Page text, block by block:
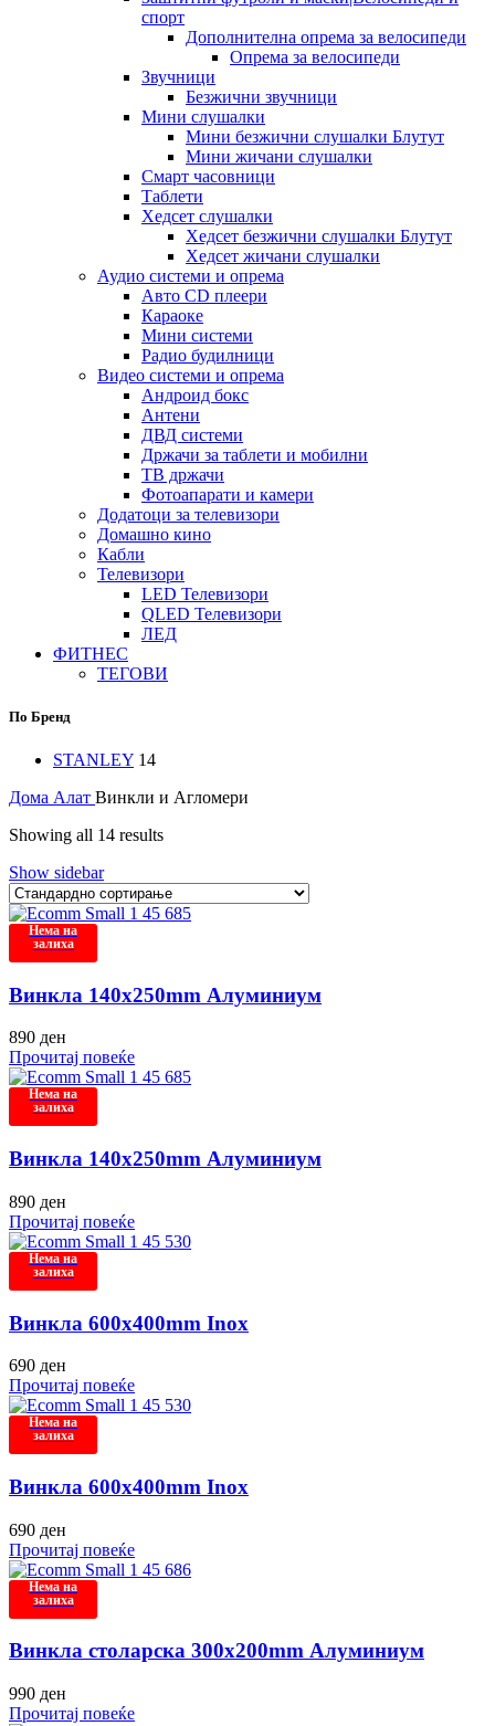
спорт
Дополнителна опрема за велосипеди
Опрема за велосипеди
Звучници
Безжични звучници
Мини слушалки
Мини безжични слушалки Блутут
Мини жичани слушалки
Смарт часовници
Таблети
Хедсет слушалки
Хедсет безжични слушалки Блутут
Хедсет жичани слушалки
Аудио системи и опрема
Авто CD плеери
Караоке
Мини системи
Радио будилници
Видео системи и опрема
Андроид бокс
Антени
ДВД системи
Држачи за таблети и мобилни
ТВ држачи
Фотоапарати и камери
Додатоци за телевизори
Домашно кино
Кабли
Телевизори
LED Телевизори
QLED Телевизори
ЛЕД
ФИТНЕС
ТЕГОВИ
По Бренд
STANLEY 14
Дома Алат Винкли и Агломери
Showing all 14 results
Show sidebar
Нема на
залиха
Винкла 140x250mm Алуминиум
890 ден
Прочитај повеќе
Нема на
залиха
Винкла 140x250mm Алуминиум
890 ден
Прочитај повеќе
Нема на
залиха
Винкла 600x400mm Inox
690 ден
Прочитај повеќе
Нема на
залиха
Винкла 600x400mm Inox
690 ден
Прочитај повеќе
Нема на
залиха
Винкла столарска 300x200mm Алуминиум
990 ден
Прочитај повеќе